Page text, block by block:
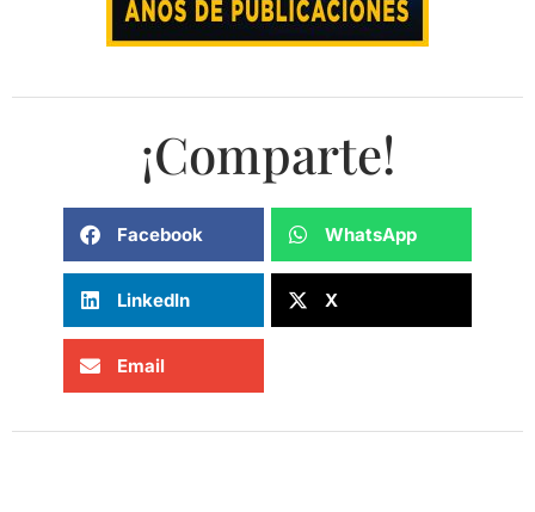
¡Comparte!
Facebook WhatsApp
LinkedIn X
Email